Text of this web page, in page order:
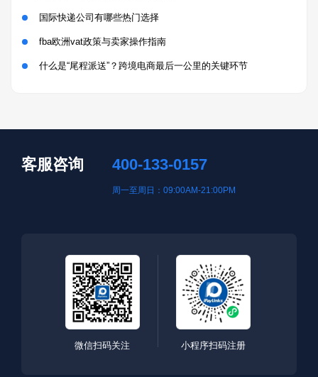
国际快递公司有哪些热门选择
fba欧洲vat政策与卖家操作指南
什么是“尾程派送”？跨境电商最后一公里的关键环节
客服咨询 400-133-0157
周一至周日：09:00AM-21:00PM
微信扫码关注 小程序扫码注册